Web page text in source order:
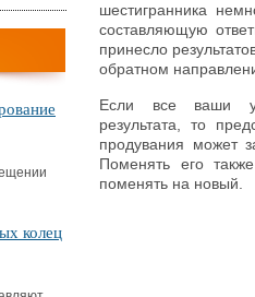
колец
шестигранника
составляющую
принесло
обратном
Если все ваши
результата, то
продувания может
Поменять его
поменять на новый.